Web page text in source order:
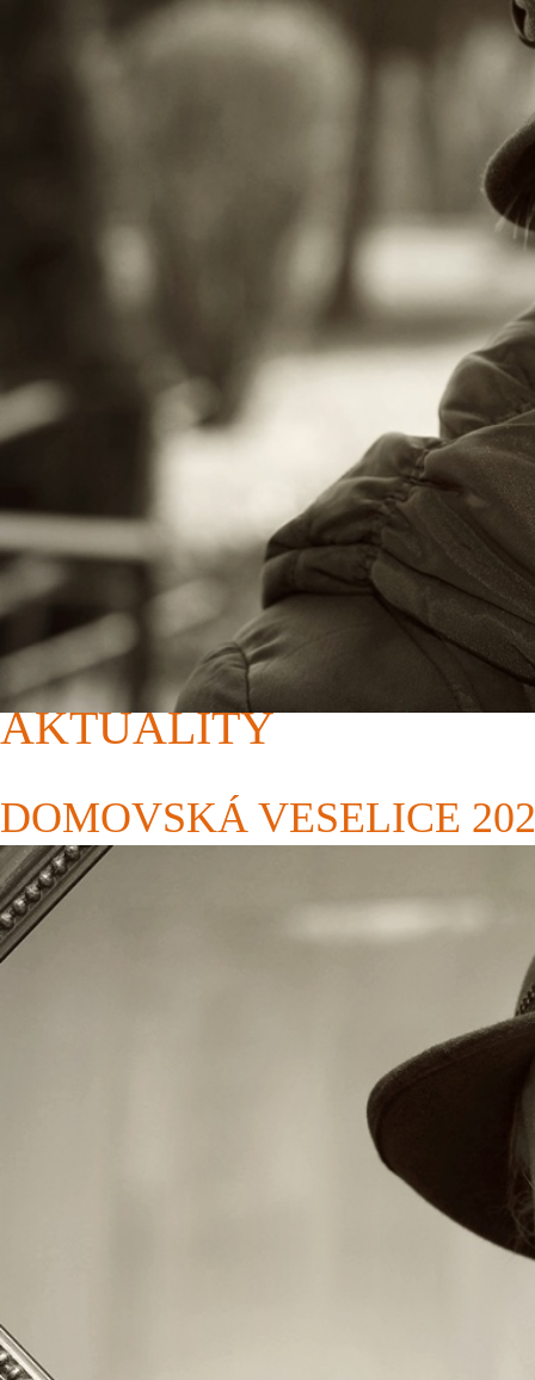
AKTUALITY
DOMOVSKÁ VESELICE
U příležitosti oslav 50. výročí vzniku Domova Březiny,
jejich rodinným příslušníkům, zaměstnancům a
sice s ročním zpožděním, ale oslavu jsme chtěli
O dobrou náladu se postaralo nejen slunečné počasí,
Své taneční dovednosti předvedly členky souboru PS
chlebíčků, ovoce a grilovaných špekáčků nebo klobás,
Dle ohlasu přítomných se Domovská veselice velmi
podíleli vč. sponzorů firmě Semag s.r.o., a Keška s.r.o.,